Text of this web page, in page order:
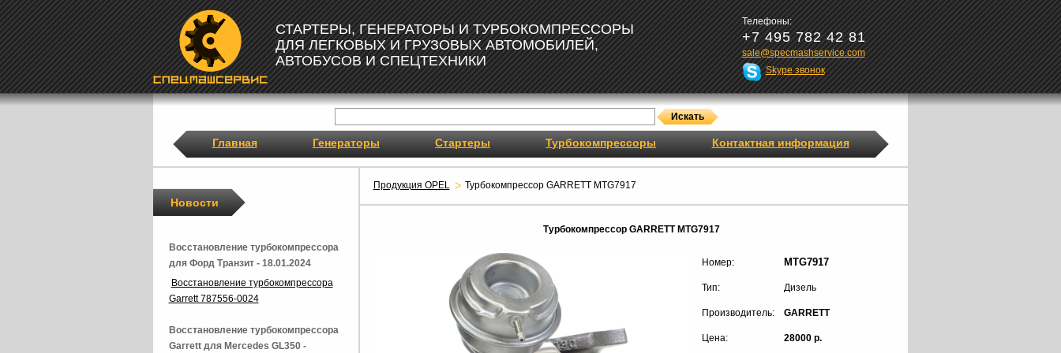
СТАРТЕРЫ, ГЕНЕРАТОРЫ И ТУРБОКОМПРЕССОРЫ
ДЛЯ ЛЕГКОВЫХ И ГРУЗОВЫХ АВТОМОБИЛЕЙ,
АВТОБУСОВ И СПЕЦТЕХНИКИ
Телефоны:
+7 495 782 42 81
sale@specmashservice.com
Skype звонок
Главная Генераторы Стартеры Турбокомпрессоры Контактная информация
Продукция OPEL Турбокомпрессор GARRETT MTG7917
Турбокомпрессор GARRETT MTG7917
Номер: MTG7917
Тип: Дизель
Производитель: GARRETT
Цена: 28000 р.
Новости
Восстановление турбокомпрессора
для Форд Транзит - 18.01.2024
Восстановление турбокомпрессора
Garrett 787556-0024
Восстановление турбокомпрессора
Garrett для Mercedes GL350 -